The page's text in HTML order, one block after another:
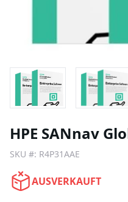
HPE SANnav
SKU #: R4P31AAE
AUSVERKAUFT